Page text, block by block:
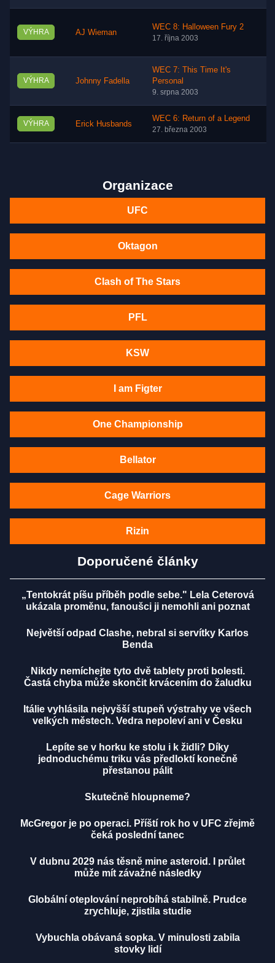
VÝHRA AJ Wieman
WEC 8: Halloween Fury 2
17. října 2003
VÝHRA Johnny Fadella
WEC 7: This Time It's
Personal
9. srpna 2003
VÝHRA Erick Husbands
WEC 6: Return of a Legend
27. března 2003
Organizace
UFC
Oktagon
Clash of The Stars
PFL
KSW
I am Figter
One Championship
Bellator
Cage Warriors
Rizin
Doporučené články
„Tentokrát píšu příběh podle sebe." Lela Ceterová
ukázala proměnu, fanoušci ji nemohli ani poznat
Největší odpad Clashe, nebral si servítky Karlos
Benda
Nikdy nemíchejte tyto dvě tablety proti bolesti.
Častá chyba může skončit krvácením do žaludku
Itálie vyhlásila nejvyšší stupeň výstrahy ve všech
velkých městech. Vedra nepoleví ani v Česku
Lepíte se v horku ke stolu i k židli? Díky
jednoduchému triku vás předloktí konečně
přestanou pálit
Skutečně hloupneme?
McGregor je po operaci. Příští rok ho v UFC zřejmě
čeká poslední tanec
V dubnu 2029 nás těsně mine asteroid. I průlet
může mít závažné následky
Globální oteplování neprobíhá stabilně. Prudce
zrychluje, zjistila studie
Vybuchla obávaná sopka. V minulosti zabila
stovky lidí